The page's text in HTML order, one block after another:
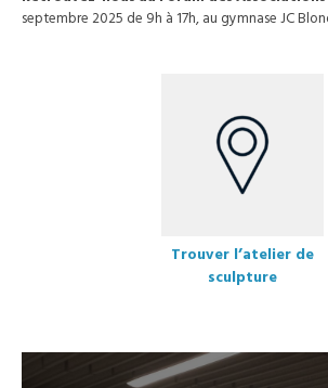
septembre 2025 de 9h à 17h, au gymnase JC
Trouver l’atelier de
sculpture